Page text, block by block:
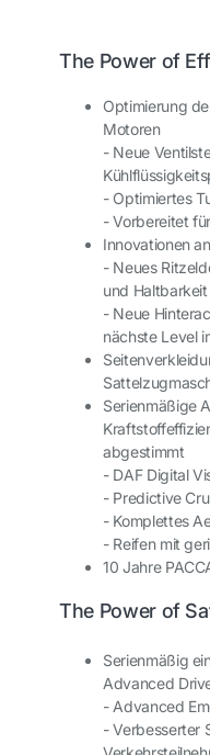
The Power of
Optimierung
Motoren
- Neue
- Optimiertes
- Vorbereitet
Innovationen
- Neues
und Haltbarkeit
- Neue
nächste Level
Serienmäßige
abgestimmt
- DAF Digital
- Predictive
- Komplettes
- Reifen mit
10 Jahre
The Power of
Serienmäßig
Advanced
- Advanced
- Verbesserter